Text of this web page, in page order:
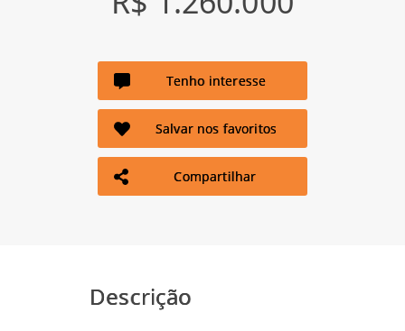
Tenho interesse
Salvar nos favoritos
Compartilhar
Descrição